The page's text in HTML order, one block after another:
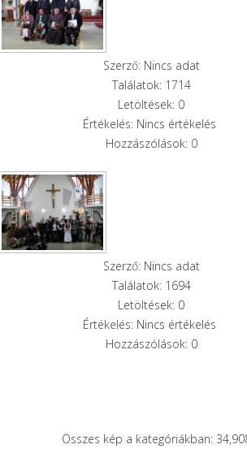
Szerző: Nincs adat
Találatok: 1714
Letöltések: 0
Értékelés: Nincs értékelés
Hozzászólások: 0
Szerző: Nincs adat
Találatok: 1694
Letöltések: 0
Értékelés: Nincs értékelés
Hozzászólások: 0
Összes kép a kategóriákban: